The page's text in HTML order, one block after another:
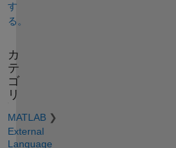
す
る。
カ
テ
ゴ
リ
MATLAB
External
Language